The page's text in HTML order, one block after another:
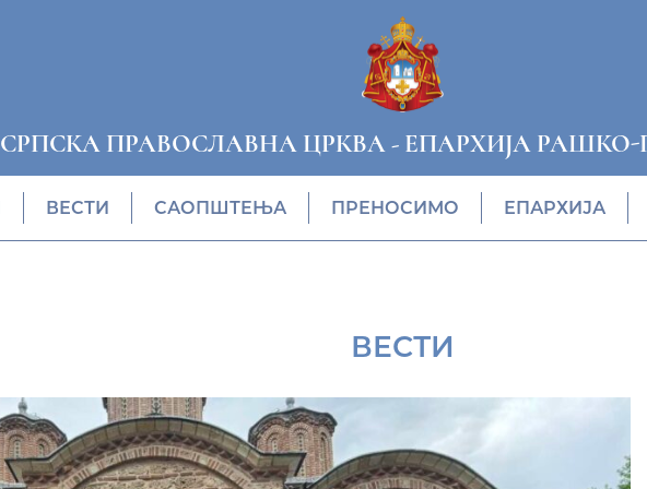
СРПСКА ПРАВОСЛАВНА ЦРКВА- ЕПАРХИЈА
ВЕСТИ САОПШТЕЊА ПРЕНОСИМО ЕПАРХИЈА
ВЕСТИ